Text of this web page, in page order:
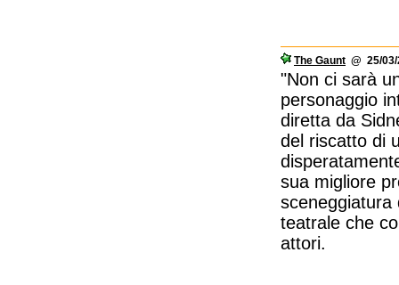
The Gaunt @ 25/
"Non ci sarà
personaggio
diretta da
del riscatto di
sua migliore
sceneggiatura
teatrale che
attori.